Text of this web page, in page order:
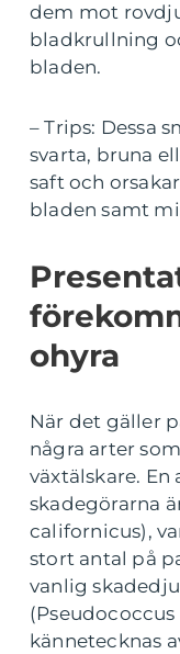
dem mot
bladkrullning
bladen.
– Trips: Dessa
svarta, bruna
saft och
bladen samt
ohyra
När det gäller
några arter
växtälskare. En
skadegörarna
californicus),
stort antal på
vanlig
kännetecknas